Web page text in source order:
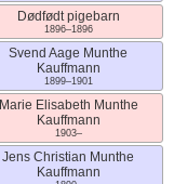
Dødfødtpigebarn
1896–1896
Svend Aage Munthe
Kauffmann
1899–1901
Marie Elisabeth Munthe
Kauffmann
1903–
Jens Christian Munthe
Kauffmann